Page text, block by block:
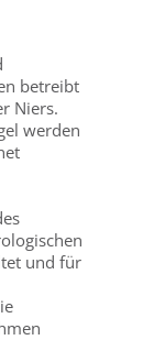
betreibt
Niers.
werden
und für